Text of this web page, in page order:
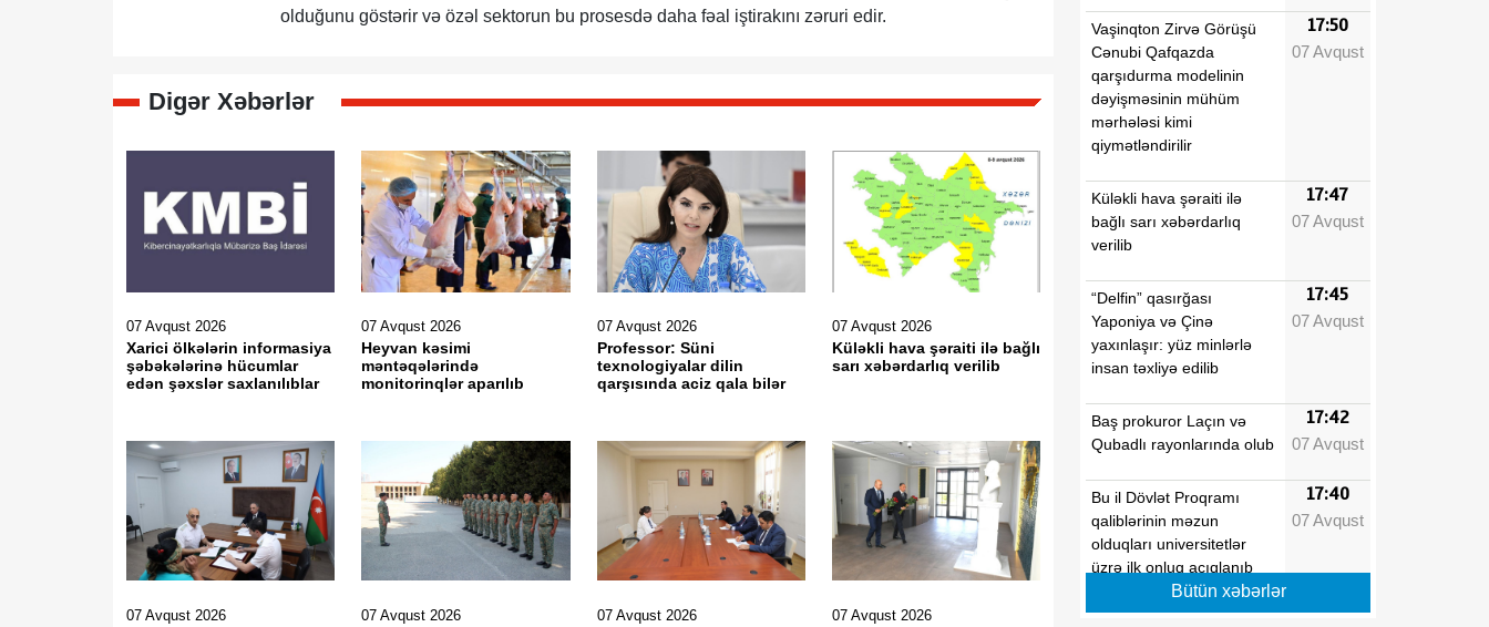
olduğunu göstərir və özəl sektorun bu prosesdə daha fəal iştirakını zəruri edir.
Digər Xəbərlər
07 Avqust 2026
Xarici ölkələrin informasiya
şəbəkələrinə hücumlar
edən şəxslər saxlanılıblar
07 Avqust 2026
Heyvan kəsimi
məntəqələrində
monitorinqlər aparılıb
07 Avqust 2026
Professor: Süni
texnologiyalar dilin
qarşısında aciz qala bilər
07 Avqust 2026
Küləkli hava şəraiti ilə bağlı
sarı xəbərdarlıq verilib
07 Avqust 2026 07 Avqust 2026 07 Avqust 2026 07 Avqust 2026
Vaşinqton Zirvə Görüşü
Cənubi Qafqazda
qarşıdurma modelinin
dəyişməsinin mühüm
mərhələsi kimi
qiymətləndirilir
17:50
07 Avqust
Küləkli hava şəraiti ilə
bağlı sarı xəbərdarlıq
verilib
17:47
07 Avqust
“Delfin” qasırğası
Yaponiya və Çinə
yaxınlaşır: yüz minlərlə
insan təxliyə edilib
17:45
07 Avqust
Baş prokuror Laçın və
Qubadlı rayonlarında olub
17:42
07 Avqust
Bu il Dövlət Proqramı
qaliblərinin məzun
olduqları universitetlər
üzrə ilk onluq açıqlanıb
17:40
07 Avqust
17:39
Bütün xəbərlər